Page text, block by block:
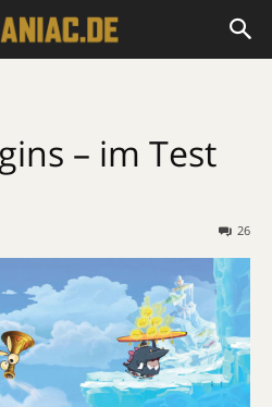
– im Test
26